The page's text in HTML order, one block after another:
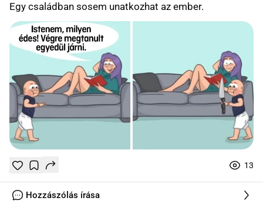
Egy családban sosem unatkozhat az ember.
TetszikMentés
0
13
0 online
Hozzászólás írása